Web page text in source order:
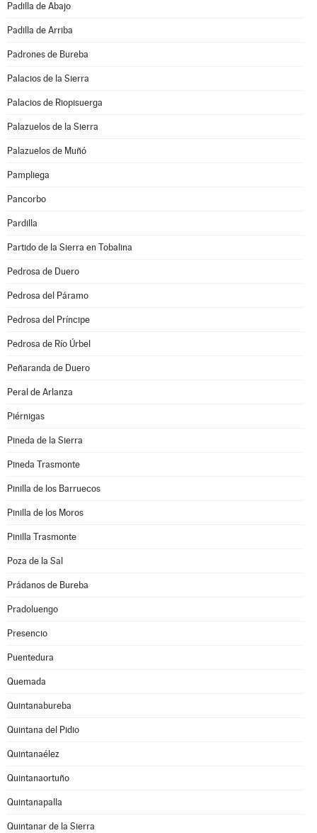
Padilla de Abajo
Padilla de Arriba
Padrones de Bureba
Palacios de la Sierra
Palacios de Riopisuerga
Palazuelos de la Sierra
Palazuelos de Muñó
Pampliega
Pancorbo
Pardilla
Partido de la Sierra en Tobalina
Pedrosa de Duero
Pedrosa del Páramo
Pedrosa del Príncipe
Pedrosa de Río Úrbel
Peñaranda de Duero
Peral de Arlanza
Piérnigas
Pineda de la Sierra
Pineda Trasmonte
Pinilla de los Barruecos
Pinilla de los Moros
Pinilla Trasmonte
Poza de la Sal
Prádanos de Bureba
Pradoluengo
Presencio
Puentedura
Quemada
Quintanabureba
Quintana del Pidio
Quintanaélez
Quintanaortuño
Quintanapalla
Quintanar de la Sierra